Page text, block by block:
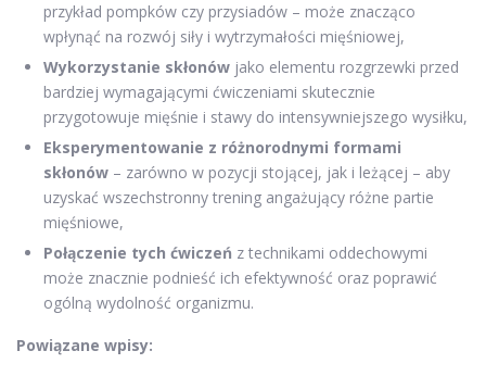
przykład pompków czy przysiadów – może znacząco
wpłynąć na rozwój siły i wytrzymałości mięśniowej,
Wykorzystanie skłonów jako elementu rozgrzewki przed
bardziej wymagającymi ćwiczeniami skutecznie
przygotowuje mięśnie i stawy do intensywniejszego wysiłku,
Eksperymentowanie z różnorodnymi formami
skłonów – zarówno w pozycji stojącej, jak i leżącej – aby
uzyskać wszechstronny trening angażujący różne partie
mięśniowe,
Połączenie tych ćwiczeń z technikami oddechowymi
może znacznie podnieść ich efektywność oraz poprawić
ogólną wydolność organizmu.
Powiązane wpisy: